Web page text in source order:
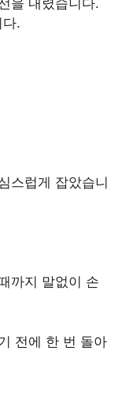
을 내렸습니다.
.
스럽게 잡았습니
까지 말없이 손
전에 한 번 돌아